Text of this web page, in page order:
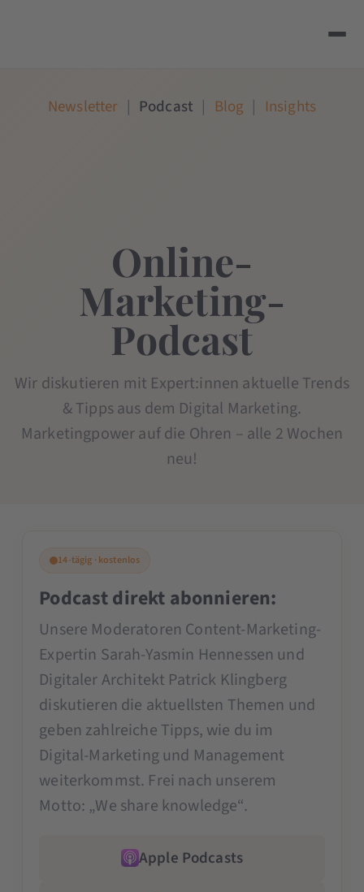
Newsletter | Podcast | Blog | Insights
Online-
Marketing-
Podcast
Wir diskutieren mit Expert:innen aktuelle Trends
& Tipps aus dem Digital Marketing.
Marketingpower auf die Ohren – alle 2 Wochen
neu!
14-tägig · kostenlos
Podcast direkt abonnieren:
Unsere Moderatoren Content-Marketing-
Expertin Sarah-Yasmin Hennessen und
Digitaler Architekt Patrick Klingberg
diskutieren die aktuellsten Themen und
geben zahlreiche Tipps, wie du im
Digital-Marketing und Management
weiterkommst. Frei nach unserem
Motto: „We share knowledge“.
Apple Podcasts